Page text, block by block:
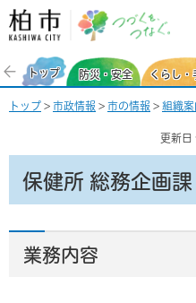
柏市 つづくを、
トップ 防災・安全 くらし・
トップ > 市政情報 > 市の情報 > 組織案
更新日
保健所 総務企画課
業務内容